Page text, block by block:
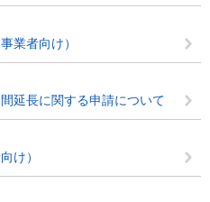
業者向け）
延長に関する申請について
け）